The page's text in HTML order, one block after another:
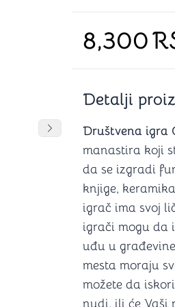
Šah
4 u 1 igre
Backgammon (Tavla)
Mozgalice
Hanayama
Kocke
Ostale mozgalice
Stripovi
Pomeranje sadržaja
8,300
Detalji
Društvena igra
manastira koji
da se izgradi
knjige,
igrač ima svoj
igrači mogu da
uđu u
mesta moraju
možete da
nudi, ili će Vaši